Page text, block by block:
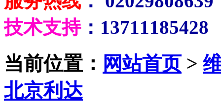
技术支持：13711185428
当前位置： 网站首页>
北京利达